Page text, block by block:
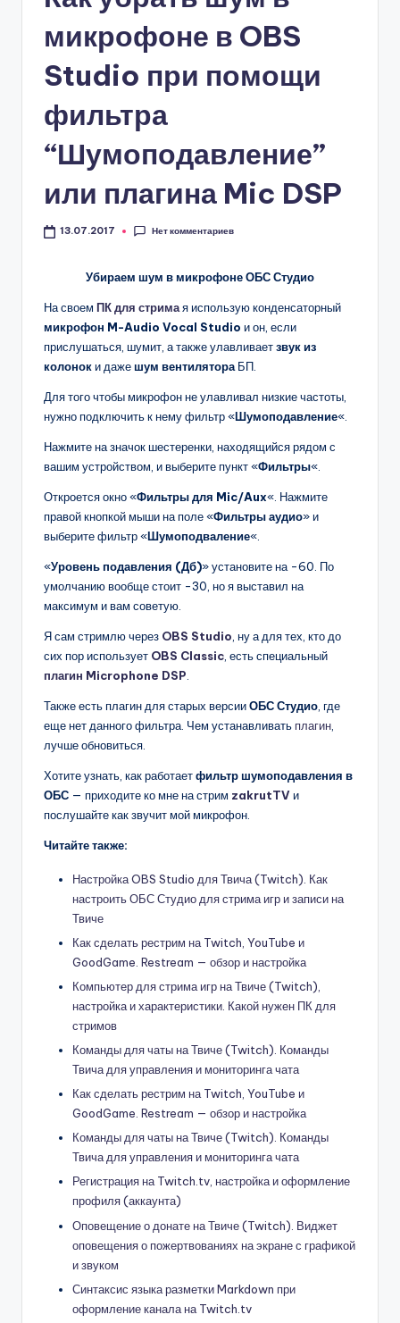
микрофоне в OBS
Studio при помощи
фильтра
“Шумоподавление”
или плагина Mic DSP
13.07.2017 Нет комментариев
Убираем шум в микрофоне ОБС Студио
На своем ПК для стримая использую конденсаторный
микрофон M-Audio Vocal Studio и он, если
прислушаться, шумит, а также улавливаетзвук из
колоноки дажешум вентилятора БП.
Для того чтобы микрофон не улавливал низкие частоты,
нужно подключить к нему фильтр «Шумоподавление«.
Нажмите на значок шестеренки, находящийся рядом с
вашим устройством, и выберите пункт «Фильтры«.
Откроется окно «Фильтры для Mic/Aux«. Нажмите
правой кнопкой мыши на поле «Фильтры аудио» и
выберите фильтр «Шумоподваление«.
«Уровень подавления (Дб)» установите на -60. По
умолчанию вообще стоит -30, но я выставил на
максимум и вам советую.
Я сам стримлю через OBS Studio , ну а для тех, кто до
сих пор использует OBS Classic , есть специальный
плагин Microphone DSP
Также есть плагин для старых версииОБС Студио , где
еще нет данного фильтра. Чем устанавливать плагин
лучше обновиться.
Хотите узнать, как работаетфильтр шумоподавления в
ОБС — приходите ко мне на стрим zakrutTVи
послушайте как звучит мой микрофон.
Читайте также:
Настройка OBS Studio для Твича (Twitch). Как
настроить ОБС Студио для стрима игр и записи на
Твиче
Как сделать рестрим на Twitch, YouTube и
GoodGame. Restream — обзор и настройка
Компьютер для стрима игр на Твиче (Twitch),
настройка и характеристики. Какой нужен ПК для
стримов
Команды для чаты на Твиче (Twitch). Команды
Твича для управления и мониторинга чата
Как сделать рестрим на Twitch, YouTube и
GoodGame. Restream — обзор и настройка
Команды для чаты на Твиче (Twitch). Команды
Твича для управления и мониторинга чата
Регистрация на Twitch.tv, настройка и оформление
профиля (аккаунта)
Оповещение о донате на Твиче (Twitch). Виджет
оповещения о пожертвованиях на экране с графикой
и звуком
Синтаксис языка разметки Markdown при
оформление канала на Twitch.tv